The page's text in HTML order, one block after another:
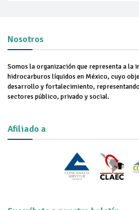
Nosotros
Somos la organización que representa a la
hidrocarburos líquidos en México, cuyo
desarrollo y fortalecimiento,
sectores público, privado y social.
Afiliado a